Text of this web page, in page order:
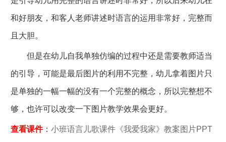
和好朋友，和客人老师讲述时语言的运用非常好，完整而
且大胆。
但是在幼儿自我单独仿编的过程中还是需要教师适当
的引导，可能是最后图片的利用不完整，幼儿拿着图片只
是单独的一幅一幅的没有一个完整的概念，所以完整想不
够，也许可以改变一下图片教学效果会更好。
查看课件： 小班语言儿歌课件《我爱我家》教案图片PPT